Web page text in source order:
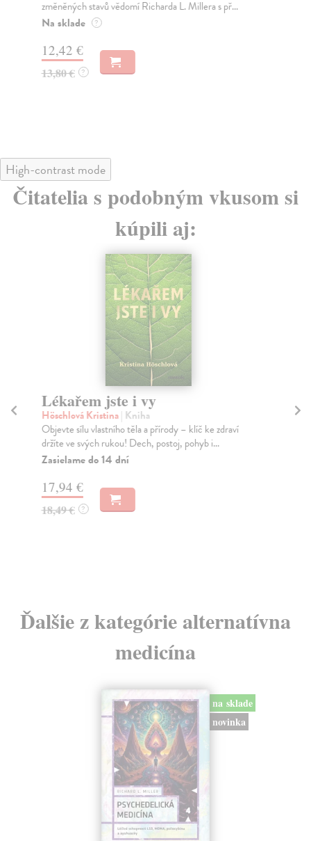
změněných stavů vědomí Richarda L. Millera s př...
Na sklade ?
12,42 €
13,80 € ?
High-contrast mode
Čitatelia s podobným vkusom si
kúpili aj:
Lékařem jste i vy
Höschlová Kristina| Kniha
Objevte sílu vlastního těla a přírody – klíč ke zdraví
držíte ve svých rukou! Dech, postoj, pohyb i...
Zasielame do 14 dní
17,94 €
18,49 € ?
Ďalšie z kategórie alternatívna
medicína
na sklade
novinka